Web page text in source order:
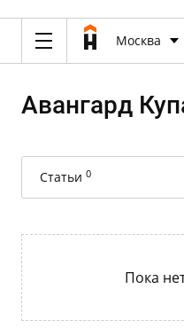
Москва
Авангард
Статьи 0
Пока